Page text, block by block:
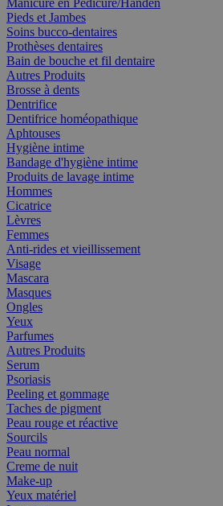
Manicure en Pedicure/Handen
Pieds et Jambes
Soins bucco-dentaires
Prothèses dentaires
Bain de bouche et fil dentaire
Autres Produits
Brosse à dents
Dentrifice
Dentifrice homéopathique
Aphtouses
Hygiène intime
Bandage d'hygiène intime
Produits de lavage intime
Hommes
Cicatrice
Lèvres
Femmes
Anti-rides et vieillissement
Visage
Mascara
Masques
Ongles
Yeux
Parfumes
Autres Produits
Serum
Psoriasis
Peeling et gommage
Taches de pigment
Peau rouge et réactive
Sourcils
Peau normal
Creme de nuit
Make-up
Yeux matériel